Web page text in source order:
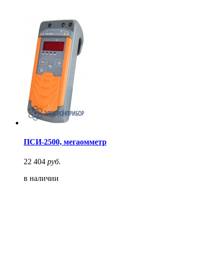
ПСИ-2500, мегаомметр
22 404 руб.
в наличии